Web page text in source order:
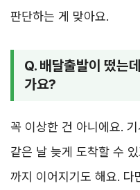
판단하는 게 맞아요.
Q. 배달출발이 떴는
가요?
꼭 이상한 건 아니에요.
같은 날 늦게 도착할 수
까지 이어지기도 해요. 다